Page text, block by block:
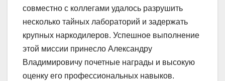
совместно с коллегами удалось разрушить
несколько тайных лабораторий и задержать
крупных наркодилеров. Успешное выполнение
этой миссии принесло Александру
Владимировичу почетные награды и высокую
оценку его профессиональных навыков.